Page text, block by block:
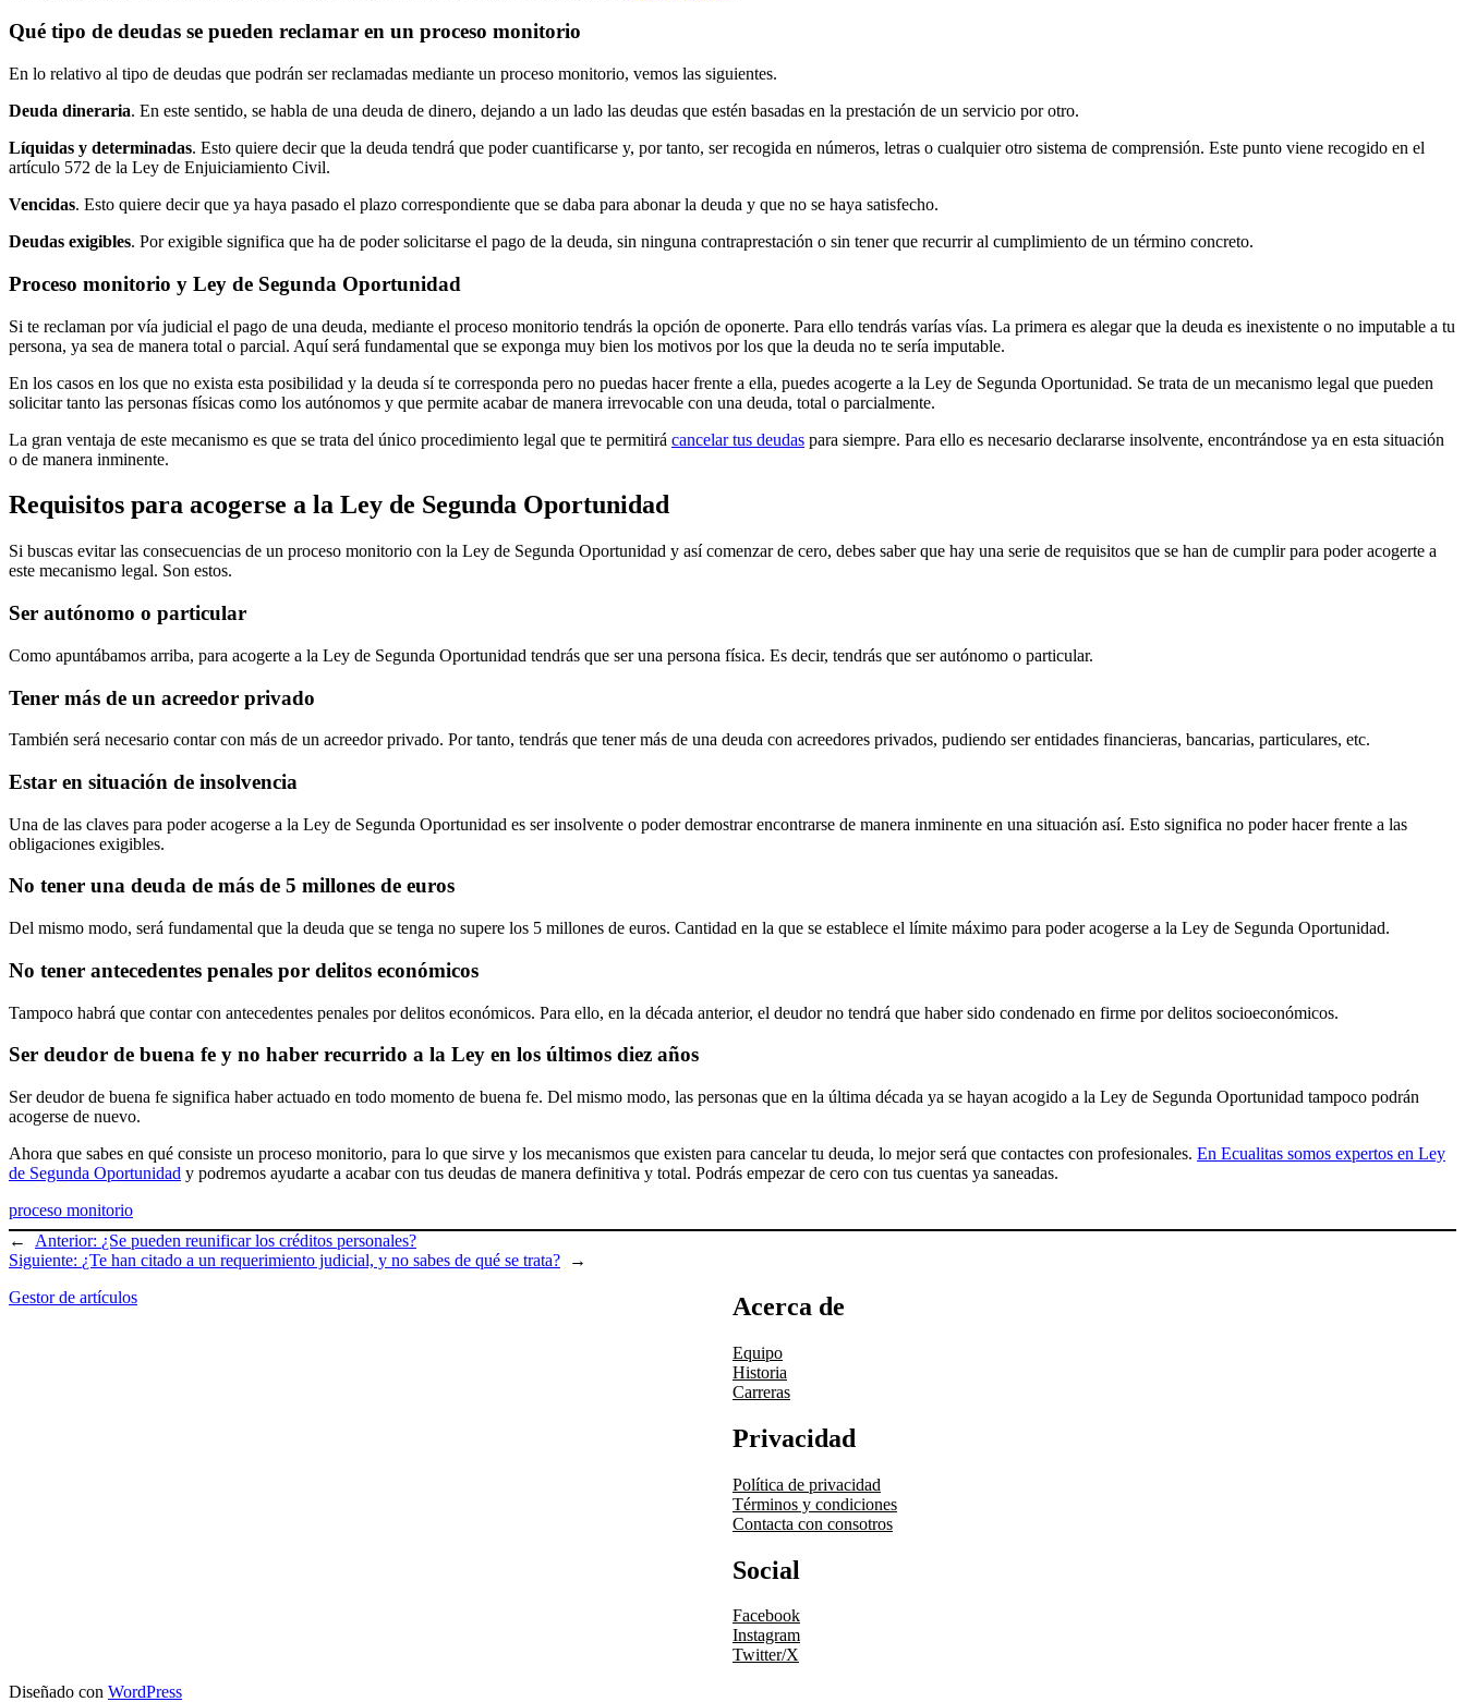
Qué tipo de deudas se pueden reclamar en un proceso monitorio
En lo relativo al tipo de deudas que podrán ser reclamadas mediante un proceso monitorio, vemos las siguientes.
Deuda dineraria. En este sentido, se habla de una deuda de dinero, dejando a un lado las deudas que estén basadas en la prestación de un servicio por otro.
Líquidas y determinadas. Esto quiere decir que la deuda tendrá que poder cuantificarse y, por tanto, ser recogida en números, letras o cualquier otro sistema de comprensión. Este punto viene recogido en el
artículo 572 de la Ley de Enjuiciamiento Civil.
Vencidas. Esto quiere decir que ya haya pasado el plazo correspondiente que se daba para abonar la deuda y que no se haya satisfecho.
Deudas exigibles. Por exigible significa que ha de poder solicitarse el pago de la deuda, sin ninguna contraprestación o sin tener que recurrir al cumplimiento de un término concreto.
Proceso monitorio y Ley de Segunda Oportunidad
Si te reclaman por vía judicial el pago de una deuda, mediante el proceso monitorio tendrás la opción de oponerte. Para ello tendrás varías vías. La primera es alegar que la deuda es inexistente o no imputable a tu
persona, ya sea de manera total o parcial. Aquí será fundamental que se exponga muy bien los motivos por los que la deuda no te sería imputable.
En los casos en los que no exista esta posibilidad y la deuda sí te corresponda pero no puedas hacer frente a ella, puedes acogerte a la Ley de Segunda Oportunidad. Se trata de un mecanismo legal que pueden
solicitar tanto las personas físicas como los autónomos y que permite acabar de manera irrevocable con una deuda, total o parcialmente.
La gran ventaja de este mecanismo es que se trata del único procedimiento legal que te permitirá cancelar tus deudas para siempre. Para ello es necesario declararse insolvente, encontrándose ya en esta situación
o de manera inminente.
Requisitos para acogerse a la Ley de Segunda Oportunidad
Si buscas evitar las consecuencias de un proceso monitorio con la Ley de Segunda Oportunidad y así comenzar de cero, debes saber que hay una serie de requisitos que se han de cumplir para poder acogerte a
este mecanismo legal. Son estos.
Ser autónomo o particular
Como apuntábamos arriba, para acogerte a la Ley de Segunda Oportunidad tendrás que ser una persona física. Es decir, tendrás que ser autónomo o particular.
Tener más de un acreedor privado
También será necesario contar con más de un acreedor privado. Por tanto, tendrás que tener más de una deuda con acreedores privados, pudiendo ser entidades financieras, bancarias, particulares, etc.
Estar en situación de insolvencia
Una de las claves para poder acogerse a la Ley de Segunda Oportunidad es ser insolvente o poder demostrar encontrarse de manera inminente en una situación así. Esto significa no poder hacer frente a las
obligaciones exigibles.
No tener una deuda de más de 5 millones de euros
Del mismo modo, será fundamental que la deuda que se tenga no supere los 5 millones de euros. Cantidad en la que se establece el límite máximo para poder acogerse a la Ley de Segunda Oportunidad.
No tener antecedentes penales por delitos económicos
Tampoco habrá que contar con antecedentes penales por delitos económicos. Para ello, en la década anterior, el deudor no tendrá que haber sido condenado en firme por delitos socioeconómicos.
Ser deudor de buena fe y no haber recurrido a la Ley en los últimos diez años
Ser deudor de buena fe significa haber actuado en todo momento de buena fe. Del mismo modo, las personas que en la última década ya se hayan acogido a la Ley de Segunda Oportunidad tampoco podrán
acogerse de nuevo.
Ahora que sabes en qué consiste un proceso monitorio, para lo que sirve y los mecanismos que existen para cancelar tu deuda, lo mejor será que contactes con profesionales. En Ecualitas somos expertos en Ley
de Segunda Oportunidad y podremos ayudarte a acabar con tus deudas de manera definitiva y total. Podrás empezar de cero con tus cuentas ya saneadas.
proceso monitorio
←
Anterior: ¿Se pueden reunificar los créditos personales?
Siguiente: ¿Te han citado a un requerimiento judicial, y no sabes de qué se trata?
→
Gestor de artículos
Acerca de
Equipo
Historia
Carreras
Privacidad
Política de privacidad
Términos y condiciones
Contacta con consotros
Social
Facebook
Instagram
Twitter/X
Diseñado con WordPress